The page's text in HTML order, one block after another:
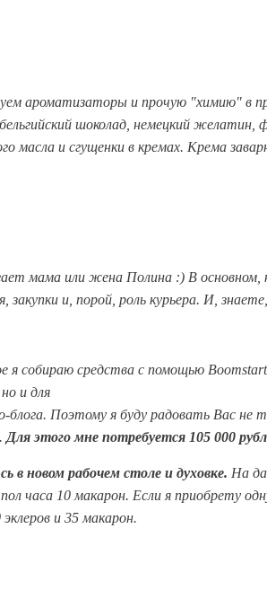
ароматизаторы и прочую "химию" в
шоколад, немецкий желатин,
масла и сгущенки в кремах. Крема
мама или жена Полина :) В основном,
закупки и, порой, роль курьера. И,
я собираю средства с помощью
и для
блога. Поэтому я буду радовать Вас не
Для этого мне потребуется 105 000
в новом рабочем столе и духовке. На
часа 10 макарон. Если я приобрету
и 35 макарон.